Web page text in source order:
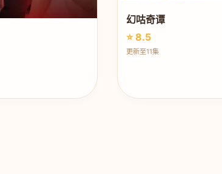
幻咕奇谭
⭐ 8.5
更新至11集